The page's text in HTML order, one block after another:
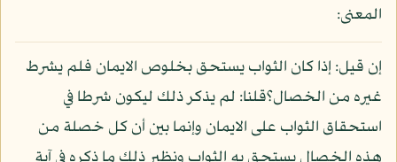
المعنى:
إن قيل: إذا كان الثواب يستحق بخلوص الايمان فلم يشرط
غيره من الخصال؟قلنا: لم يذكر ذلك ليكون شرطا في
استحقاق الثواب على الايمان وإنما بين أن كل خصلة من